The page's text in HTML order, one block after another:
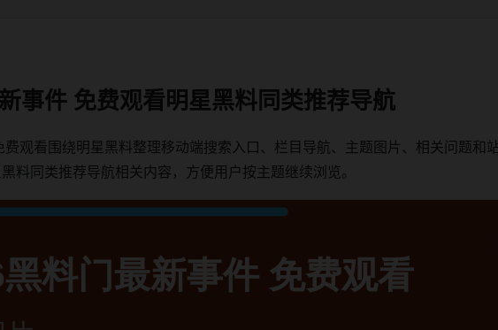
事件 免费观看明星黑料同类推荐导航
观看围绕明星黑料整理移动端搜索入口、栏目导航、主题图片、相关问题和
料同类推荐导航相关内容，方便用户按主题继续浏览。